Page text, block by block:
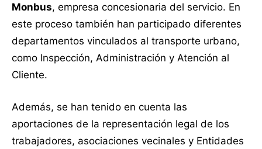
Monbus, empresa concesionaria del servicio. En
este proceso también han participado diferentes
departamentos vinculados al transporte urbano,
como Inspección, Administración y Atención al
Cliente.
Además, se han tenido en cuenta las
aportaciones de la representación legal de los
trabajadores, asociaciones vecinales y Entidades